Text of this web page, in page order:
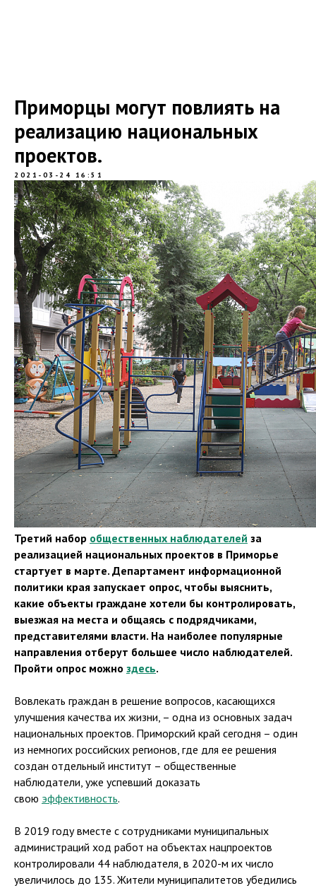
Приморцы могут повлиять на
реализацию национальных
проектов.
2021-03-24 16:51
Третий набор общественных наблюдателей за
реализацией национальных проектов в Приморье
стартует в марте. Департамент информационной
политики края запускает опрос, чтобы выяснить,
какие объекты граждане хотели бы контролировать,
выезжая на места и общаясь с подрядчиками,
представителями власти. На наиболее популярные
направления отберут большее число наблюдателей.
Пройти опрос можно здесь.
Вовлекать граждан в решение вопросов, касающихся
улучшения качества их жизни, – одна из основных задач
национальных проектов. Приморский край сегодня – один
из немногих российских регионов, где для ее решения
создан отдельный институт – общественные
наблюдатели, уже успевший доказать
свою эффективность.
В 2019 году вместе с сотрудниками муниципальных
администраций ход работ на объектах нацпроектов
контролировали 44 наблюдателя, в 2020-м их число
увеличилось до 135. Жители муниципалитетов убедились